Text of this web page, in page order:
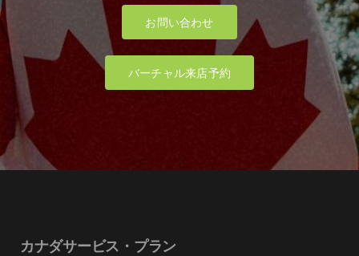
お問い合わせ
バーチャル来店予約
カナダサービス・プラン